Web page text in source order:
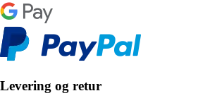
Levering og retur